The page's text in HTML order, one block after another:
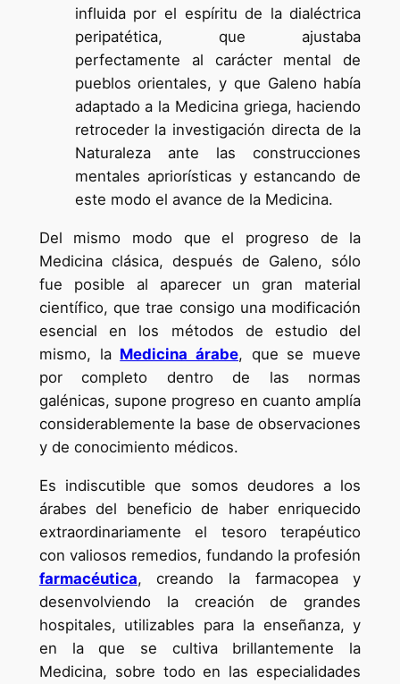
influida por el espíritu de la dialéctrica
peripatética, que ajustaba
perfectamente al carácter mental de
pueblos orientales, y que Galeno había
adaptado a la Medicina griega, haciendo
retroceder la investigación directa de la
Naturaleza ante las construcciones
mentales apriorísticas y estancando de
este modo el avance de la Medicina.
Del mismo modo que el progreso de la
Medicina clásica, después de Galeno, sólo
fue posible al aparecer un gran material
científico, que trae consigo una modificación
esencial en los métodos de estudio del
mismo, la Medicina árabe, que se mueve
por completo dentro de las normas
galénicas, supone progreso en cuanto amplía
considerablemente la base de observaciones
y de conocimiento médicos.
Es indiscutible que somos deudores a los
árabes del beneficio de haber enriquecido
extraordinariamente el tesoro terapéutico
con valiosos remedios, fundando la profesión
farmacéutica, creando la farmacopea y
desenvolviendo la creación de grandes
hospitales, utilizables para la enseñanza, y
en la que se cultiva brillantemente la
Medicina, sobre todo en las especialidades